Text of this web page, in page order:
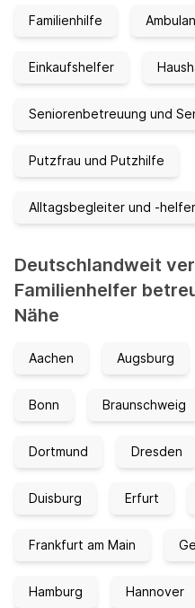
Familienhilfe
Einkaufshelfer
Seniorenbetreuung und
Putzfrau und Putzhilfe
Alltagsbegleiter und -helfer
Deutschlandweit
Familienhelfer
Nähe
Aachen Augsburg
Bonn Braunschweig
Dortmund Dresden
Duisburg Erfurt
Frankfurt am Main
Hamburg Hannover